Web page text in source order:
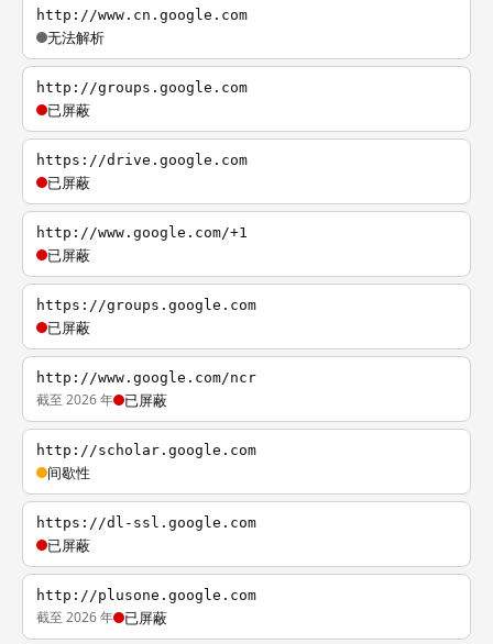
http://www.cn.google.com
无法解析
http://groups.google.com
已屏蔽
https://drive.google.com
已屏蔽
http://www.google.com/+1
已屏蔽
https://groups.google.com
已屏蔽
http://www.google.com/ncr
截至 2026 年 已屏蔽
http://scholar.google.com
间歇性
https://dl-ssl.google.com
已屏蔽
http://plusone.google.com
截至 2026 年 已屏蔽